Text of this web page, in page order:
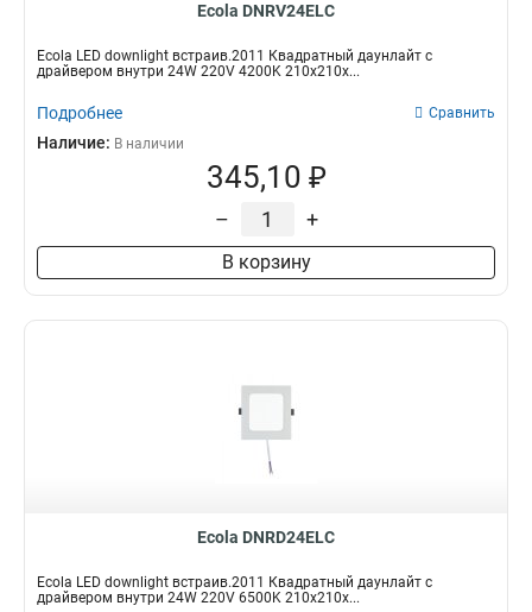
Ecola DNRV24ELC
Ecola LED downlight встраив.2011 Квадратный даунлайт с
драйвером внутри 24W 220V 4200K 210x210x...
Подробнее Сравнить
Наличие: В наличии
345,10 ₽
– +
В корзину
Ecola DNRD24ELC
Ecola LED downlight встраив.2011 Квадратный даунлайт с
драйвером внутри 24W 220V 6500K 210x210x...